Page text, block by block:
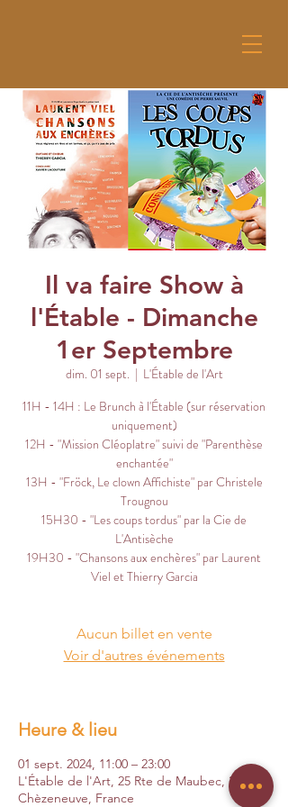
Il va faire Show à
l'Étable - Dimanche
1er Septembre
dim. 01 sept.
  |
L'Étable de l'Art
11H - 14H : Le Brunch à l'Étable (sur réservation
uniquement)
12H - "Mission Cléoplatre" suivi de "Parenthèse
enchantée"
13H - "Fröck, Le clown Affichiste" par Christele
Trougnou
15H30 - "Les coups tordus" par la Cie de
L'Antisèche
19H30 - "Chansons aux enchères" par Laurent
Viel et Thierry Garcia
Aucun billet en vente
Voir d'autres événements
Heure & lieu
01 sept. 2024, 11:00 – 23:00
L'Étable de l'Art, 25 Rte de Maubec, 38300
Chèzeneuve, France